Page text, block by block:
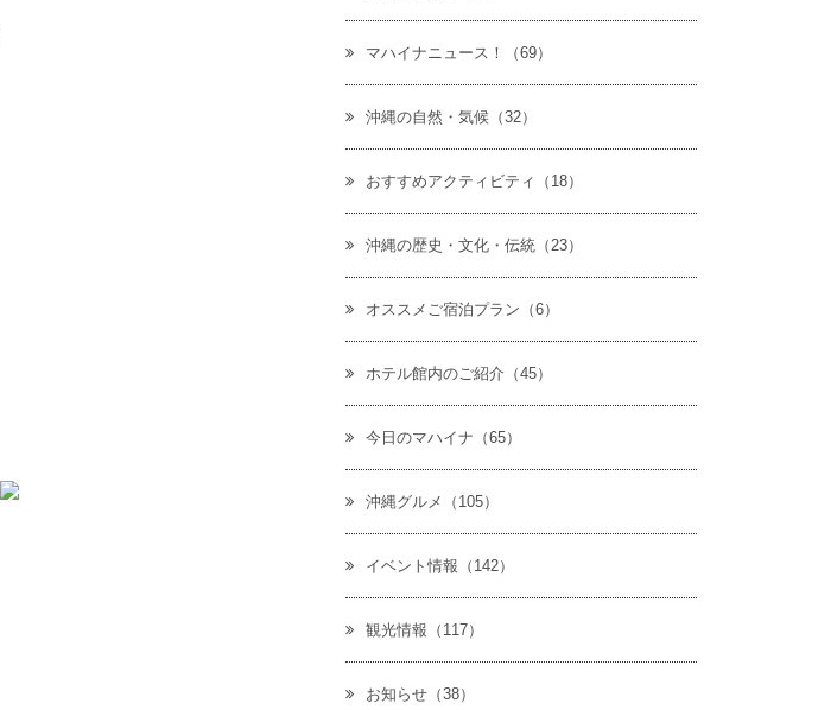
マハイナニュース！（69）
沖縄の自然・気候（32）
おすすめアクティビティ（18）
沖縄の歴史・文化・伝統（23）
オススメご宿泊プラン（6）
ホテル館内のご紹介（45）
今日のマハイナ（65）
沖縄グルメ（105）
イベント情報（142）
観光情報（117）
お知らせ（38）